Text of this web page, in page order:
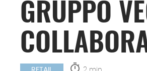
GRUPPO
timer